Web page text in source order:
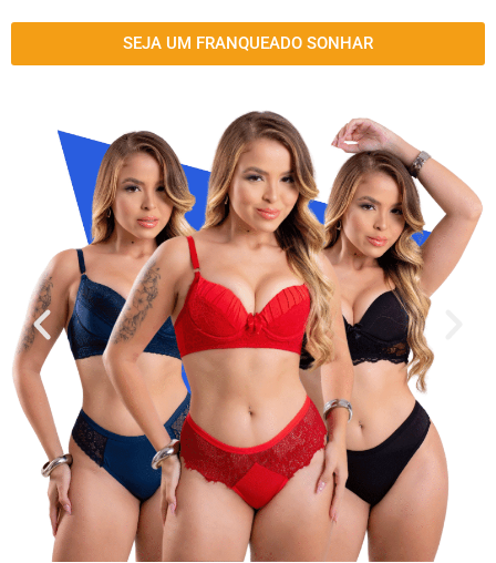
SEJA UM FRANQUEADO SONHAR